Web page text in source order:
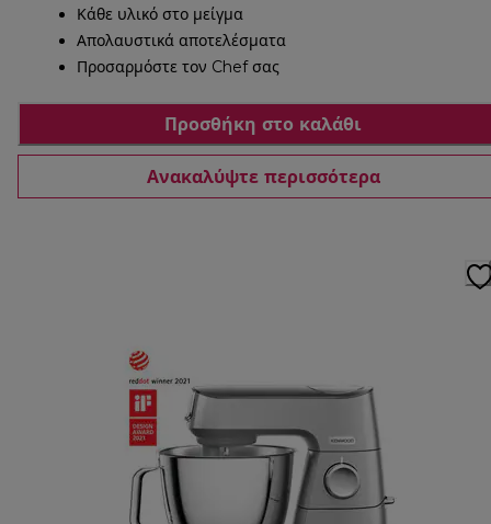
Κάθε υλικό στο μείγμα
Απολαυστικά αποτελέσματα
Προσαρμόστε τον Chef σας
Προσθήκη στο καλάθι
Ανακαλύψτε περισσότερα